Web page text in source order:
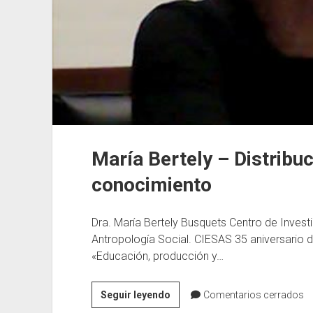
María Bertely –
conocimiento
Dra. María Bertely Busquets Centro de
Antropología Social. CIESAS 35 aniversario
«Educación, producción y…
Seguir leyendoMaría
Bertely
Comentarios cerrados